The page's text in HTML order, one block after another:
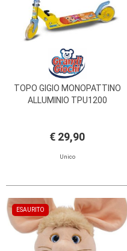
TOPO GIGIO MONOPATTINO
ALLUMINIO TPU1200
€ 29,90
Unico
ESAURITO